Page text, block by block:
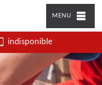
MENU
indisponible